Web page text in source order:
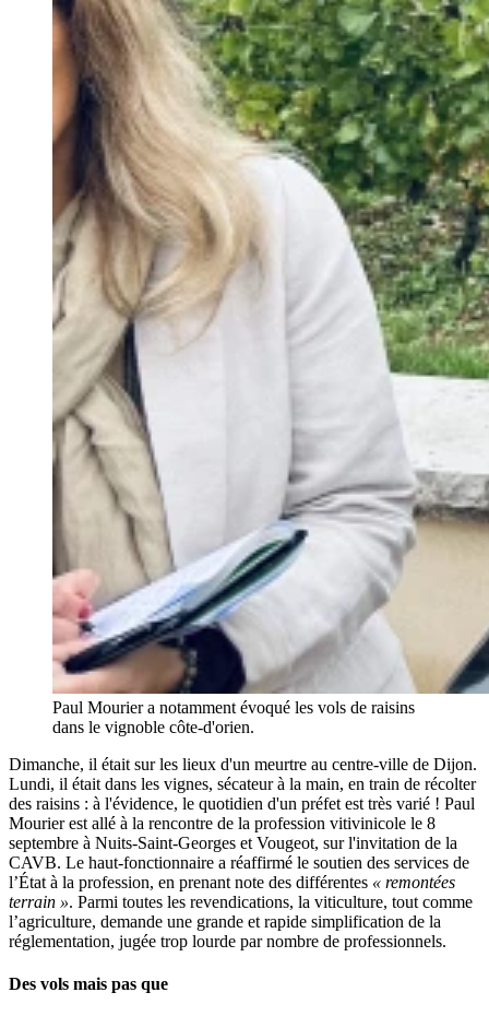
Paul Mourier a notamment évoqué les vols de raisins
dans le vignoble côte-d'orien.
Dimanche, il était sur les lieux d'un meurtre au centre-ville de Dijon.
Lundi, il était dans les vignes, sécateur à la main, en train de récolter
des raisins : à l'évidence, le quotidien d'un préfet est très varié ! Paul
Mourier est allé à la rencontre de la profession vitivinicole le 8
septembre à Nuits-Saint-Georges et Vougeot, sur l'invitation de la
CAVB. Le haut-fonctionnaire a réaffirmé le soutien des services de
l’État à la profession, en prenant note des différentes « remontées
terrain ». Parmi toutes les revendications, la viticulture, tout comme
l’agriculture, demande une grande et rapide simplification de la
réglementation, jugée trop lourde par nombre de professionnels.
Des vols mais pas que